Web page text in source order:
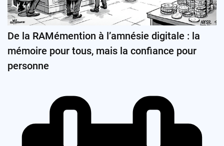
De la RAMémention à l’amnésie digitale : la
mémoire pour tous, mais la confiance pour
personne